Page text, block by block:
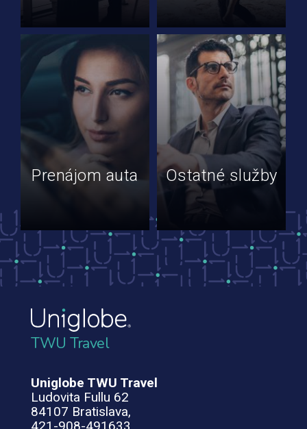
Prenájom auta Ostatné služby
TWU Travel
Uniglobe TWU Travel
Ludovita Fullu 62
84107 Bratislava,